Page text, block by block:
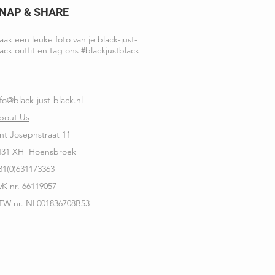
& SHARE
een leuke foto van je black-just-
outfit en tag ons #blackjustblack
just-black.nl
Us
Josephstraat 11
XH Hoensbroek
nr. 66119057
nr. NL001836708B53